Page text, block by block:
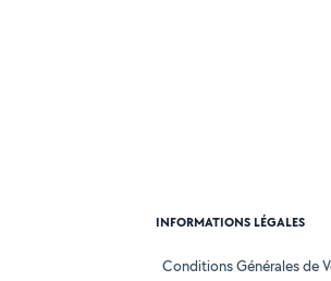
INFORMATIONS LÉGALES
Conditions Générales de